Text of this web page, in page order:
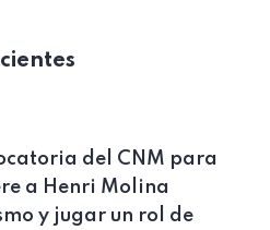
del CNM para
a Henri Molina
y jugar un rol de